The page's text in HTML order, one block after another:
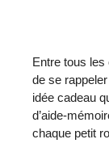
Entre tous les
de se
idée cadeau
d’aide-
chaque petit